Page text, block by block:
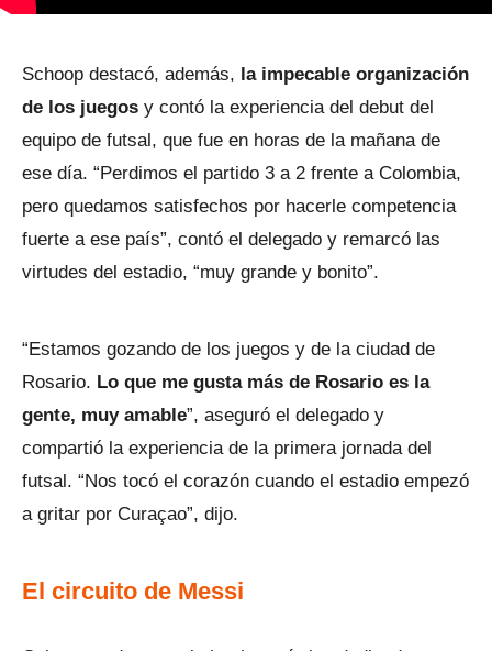
Schoop destacó, además, la impecable organización
de los juegos y contó la experiencia del debut del
equipo de futsal, que fue en horas de la mañana de
ese día. “Perdimos el partido 3 a 2 frente a Colombia,
pero quedamos satisfechos por hacerle competencia
fuerte a ese país”, contó el delegado y remarcó las
virtudes del estadio, “muy grande y bonito”.
“Estamos gozando de los juegos y de la ciudad de
Rosario. Lo que me gusta más de Rosario es la
gente, muy amable”, aseguró el delegado y
compartió la experiencia de la primera jornada del
futsal. “Nos tocó el corazón cuando el estadio empezó
a gritar por Curaçao”, dijo.
El circuito de Messi